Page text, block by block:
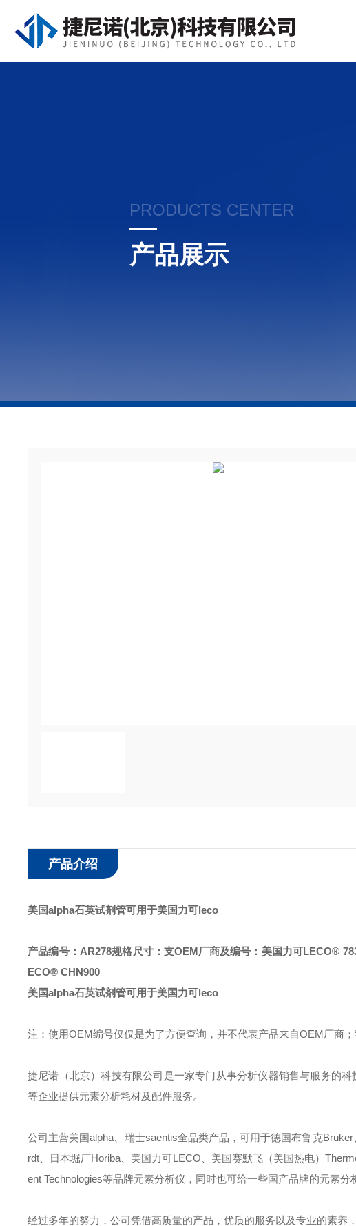
PRODUCTS CENTER
产品展示
产品介绍
美国alpha石英试剂管可用于美国力可leco
产品编号：AR278规格尺寸：支OEM厂商及编号：美国力可LECO®
ECO® CHN900
美国alpha石英试剂管可用于美国力可leco
注：使用OEM编号仅仅是为了方便查询，并不代表产品来自OEM厂商
捷尼诺（北京）科技有限公司是一家专门从事分析仪器销售与服务的
等企业提供元素分析耗材及配件服务。
公司主营美国alpha、瑞士saentis全品类产品，可用于德国布鲁克
rdt、日本堀厂Horiba、美国力可LECO、美国赛默飞（美国热电）
ent Technologies等品牌元素分析仪，同时也可给一些国产品牌的元素
经过多年的努力，公司凭借高质量的产品，优质的服务以及专业的素养